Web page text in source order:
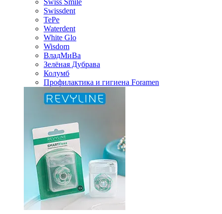
Swiss Smile
Swissdent
TePe
Waterdent
White Glo
Wisdom
ВладМиВа
Зелёная Дубрава
Колумб
Профилактика и гигиена Foramen